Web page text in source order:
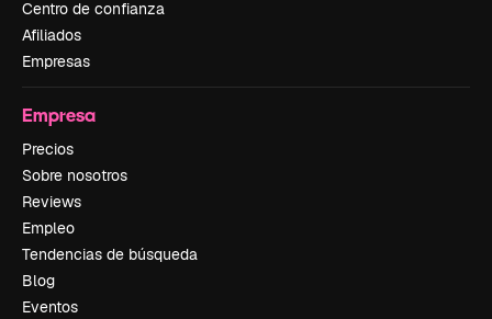
Centro de confianza
Afiliados
Empresas
Empresa
Precios
Sobre nosotros
Reviews
Empleo
Tendencias de búsqueda
Blog
Eventos